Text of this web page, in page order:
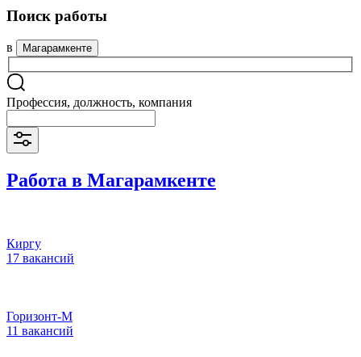
Поиск работы
в Магарамкенте
Профессия, должность, компания
Работа в Магарамкенте
Киргу
17 вакансий
Горизонт-М
11 вакансий